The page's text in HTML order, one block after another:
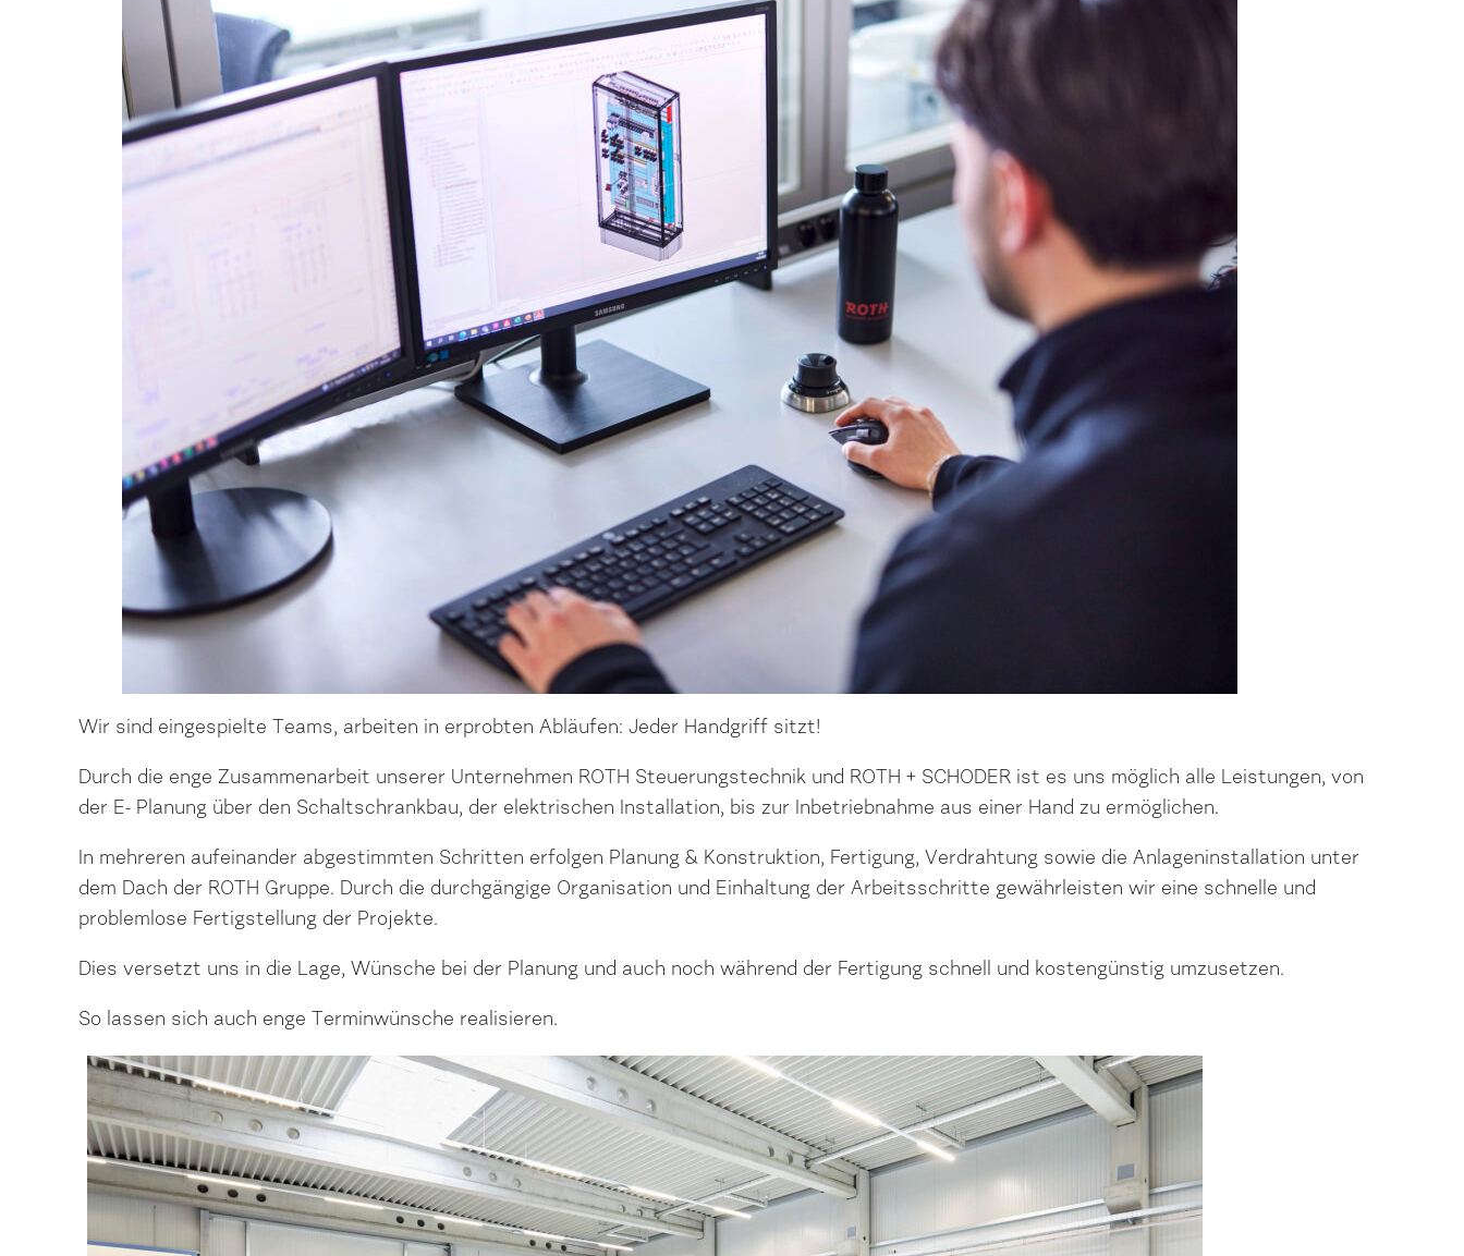
Wir sind eingespielte Teams, arbeiten in erprobten Abläufen: Jeder Handgriff sitzt!
Durch die enge Zusammenarbeit unserer Unternehmen ROTH Steuerungstechnik und ROTH + SCHODER ist es uns möglich alle Leistungen, von
der E- Planung über den Schaltschrankbau, der elektrischen Installation, bis zur Inbetriebnahme aus einer Hand zu ermöglichen.
In mehreren aufeinander abgestimmten Schritten erfolgen Planung & Konstruktion, Fertigung, Verdrahtung sowie die Anlageninstallation unter
dem Dach der ROTH Gruppe. Durch die durchgängige Organisation und Einhaltung der Arbeitsschritte gewährleisten wir eine schnelle und
problemlose Fertigstellung der Projekte.
Dies versetzt uns in die Lage, Wünsche bei der Planung und auch noch während der Fertigung schnell und kostengünstig umzusetzen.
So lassen sich auch enge Terminwünsche realisieren.